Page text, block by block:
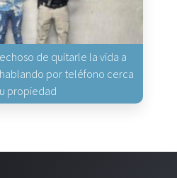
de quitarle la vida a
por teléfono cerca
propiedad